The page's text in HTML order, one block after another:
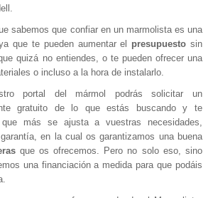
sabemos que confiar en un marmolista es una
que te pueden aumentar el presupuesto sin
quizá no entiendes, o te pueden ofrecer una
o incluso a la hora de instalarlo.
portal del mármol podrás solicitar un
gratuito de lo que estás buscando y te
más se ajusta a vuestras necesidades,
en la cual os garantizamos una buena
que os ofrecemos. Pero no solo eso, sino
una financiación a medida para que podáis